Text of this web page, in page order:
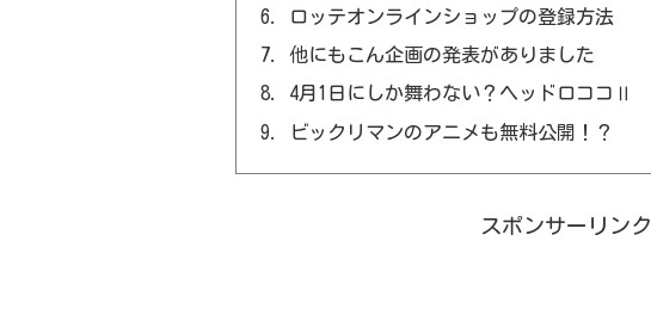
ロッテオンラインショップの登録方法
他にもこん企画の発表がありました
4月1日にしか舞わない？ヘッドロココⅡ
ビックリマンのアニメも無料公開！？
スポンサーリンク